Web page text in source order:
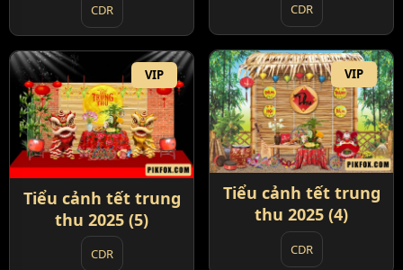
CDR CDR
VIP
Tiểu cảnh tết trung
thu 2025 (4)
CDR
VIP
Tiểu cảnh tết trung
thu 2025 (5)
CDR